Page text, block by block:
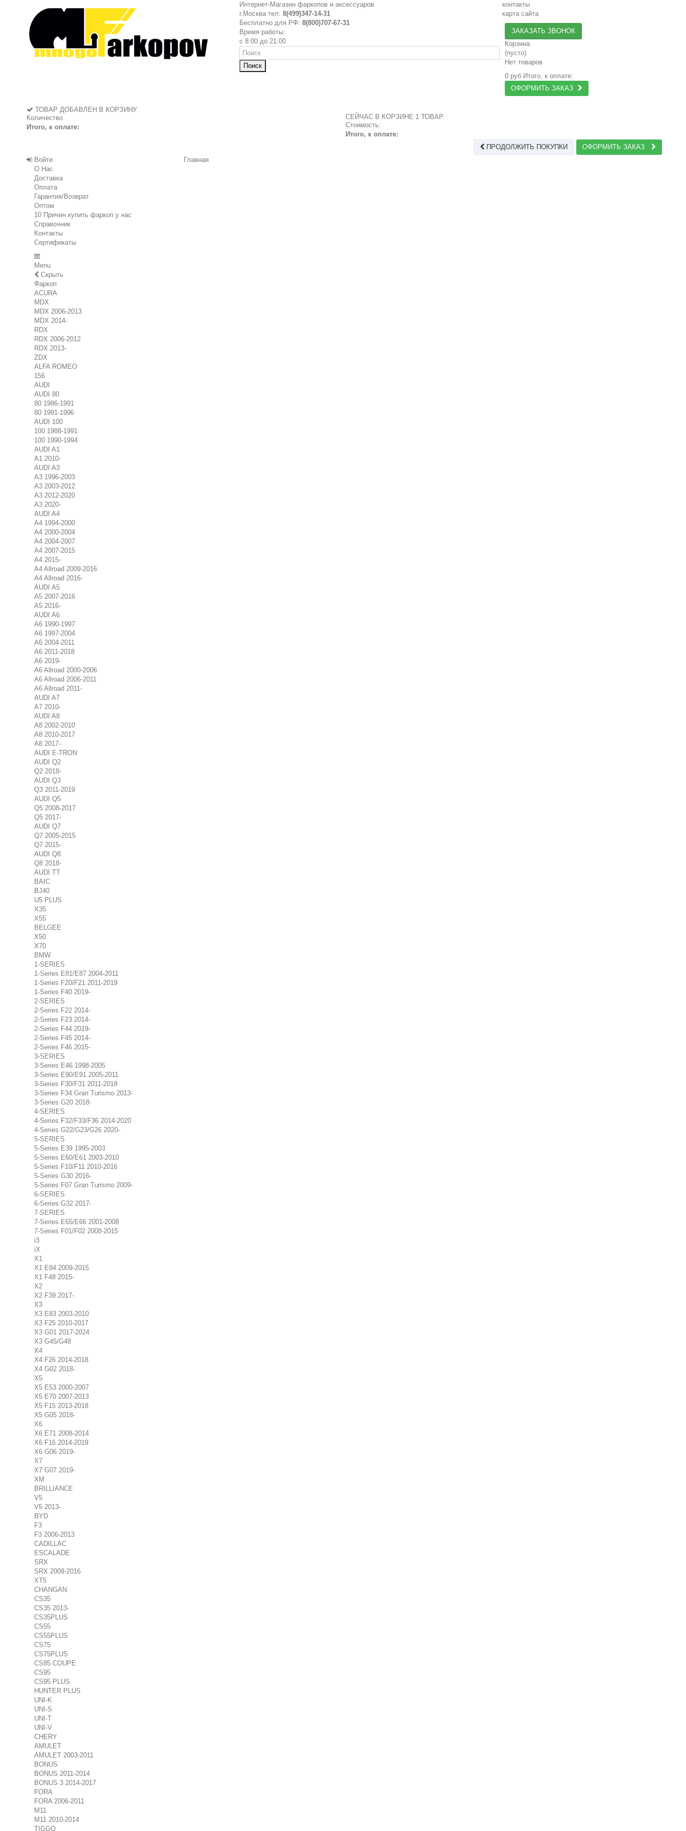
Интернет-Магазин фаркопов и аксессуаров
г.Москва тел: 8(499)347-14-31
Бесплатно для РФ: 8(800)707-67-31
Время работы:
с 8:00 до 21:00
Поиск
контакты
карта сайта
ЗАКАЗАТЬ ЗВОНОК
Корзина
(пусто)
Нет товаров
0 руб Итого, к оплате:
ОФОРМИТЬ ЗАКАЗ
ТОВАР ДОБАВЛЕН В КОРЗИНУ
Количество
Итого, к оплате:
СЕЙЧАС В КОРЗИНЕ 1 ТОВАР.
Стоимость:
Итого, к оплате:
ПРОДОЛЖИТЬ ПОКУПКИ
ОФОРМИТЬ ЗАКАЗ
Войти
Главная
О Нас
Доставка
Оплата
Гарантия/Возврат
Оптом
10 Причин купить фаркоп у нас
Справочник
Контакты
Сертификаты
Menu
Скрыть
Фаркоп
ACURA
MDX
MDX 2006-2013
MDX 2014-
RDX
RDX 2006-2012
RDX 2013-
ZDX
ALFA ROMEO
156
AUDI
AUDI 80
80 1986-1991
80 1991-1996
AUDI 100
100 1988-1991
100 1990-1994
AUDI A1
A1 2010-
AUDI A3
A3 1996-2003
A3 2003-2012
A3 2012-2020
A3 2020-
AUDI A4
A4 1994-2000
A4 2000-2004
A4 2004-2007
A4 2007-2015
A4 2015-
A4 Allroad 2009-2016
A4 Allroad 2016-
AUDI A5
A5 2007-2016
A5 2016-
AUDI A6
A6 1990-1997
A6 1997-2004
A6 2004-2011
A6 2011-2018
A6 2019-
A6 Allroad 2000-2006
A6 Allroad 2006-2011
A6 Allroad 2011-
AUDI A7
A7 2010-
AUDI A8
A8 2002-2010
A8 2010-2017
A8 2017-
AUDI E-TRON
AUDI Q2
Q2 2018-
AUDI Q3
Q3 2011-2019
AUDI Q5
Q5 2008-2017
Q5 2017-
AUDI Q7
Q7 2005-2015
Q7 2015-
AUDI Q8
Q8 2018-
AUDI TT
BAIC
BJ40
U5 PLUS
X35
X55
BELGEE
X50
X70
BMW
1-SERIES
1-Series E81/E87 2004-2011
1-Series F20/F21 2011-2019
1-Series F40 2019-
2-SERIES
2-Series F22 2014-
2-Series F23 2014-
2-Series F44 2019-
2-Series F45 2014-
2-Series F46 2015-
3-SERIES
3-Series E46 1998-2005
3-Series E90/E91 2005-2011
3-Series F30/F31 2011-2018
3-Series F34 Gran Turismo 2013-
3-Series G20 2018-
4-SERIES
4-Series F32/F33/F36 2014-2020
4-Series G22/G23/G26 2020-
5-SERIES
5-Series E39 1995-2003
5-Series E60/E61 2003-2010
5-Series F10/F11 2010-2016
5-Series G30 2016-
5-Series F07 Gran Turismo 2009-
6-SERIES
6-Series G32 2017-
7-SERIES
7-Series E65/E66 2001-2008
7-Series F01/F02 2008-2015
i3
iX
X1
X1 E84 2009-2015
X1 F48 2015-
X2
X2 F39 2017-
X3
X3 E83 2003-2010
X3 F25 2010-2017
X3 G01 2017-2024
X3 G45/G48
X4
X4 F26 2014-2018
X4 G02 2018-
X5
X5 E53 2000-2007
X5 E70 2007-2013
X5 F15 2013-2018
X5 G05 2018-
X6
X6 E71 2008-2014
X6 F16 2014-2019
X6 G06 2019-
X7
X7 G07 2019-
XM
BRILLIANCE
V5
V5 2013-
BYD
F3
F3 2006-2013
CADILLAC
ESCALADE
SRX
SRX 2009-2016
XT5
CHANGAN
CS35
CS35 2013-
CS35PLUS
CS55
CS55PLUS
CS75
CS75PLUS
CS85 COUPE
CS95
CS95 PLUS
HUNTER PLUS
UNI-K
UNI-S
UNI-T
UNI-V
CHERY
AMULET
AMULET 2003-2011
BONUS
BONUS 2011-2014
BONUS 3 2014-2017
FORA
FORA 2006-2011
M11
M11 2010-2014
TIGGO